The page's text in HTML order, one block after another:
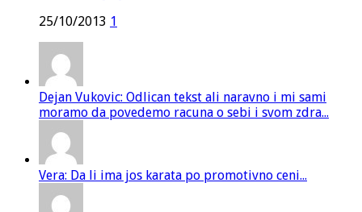
25/10/2013 1
Dejan Vukovic: Odlican tekst ali naravno i mi sami
moramo da povedemo racuna o sebi i svom zdra...
Vera: Da li ima jos karata po promotivno ceni...